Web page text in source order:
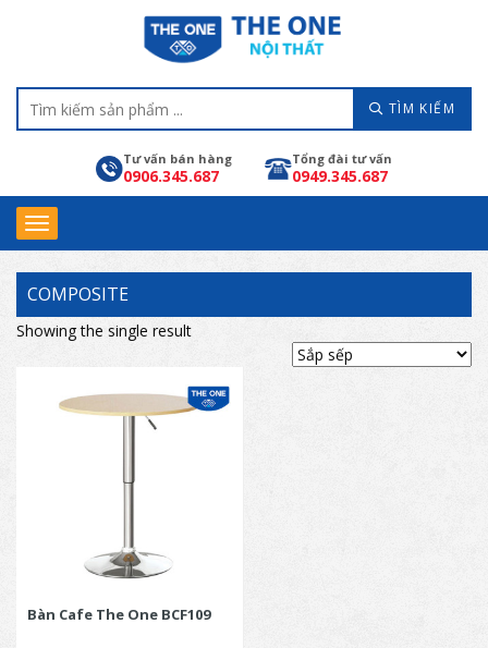
TÌM KIẾM
Tư vấn bán hàng
0906.345.687
Tổng đài tư vấn
0949.345.687
COMPOSITE
Showing the single result
Bàn Cafe The One BCF109